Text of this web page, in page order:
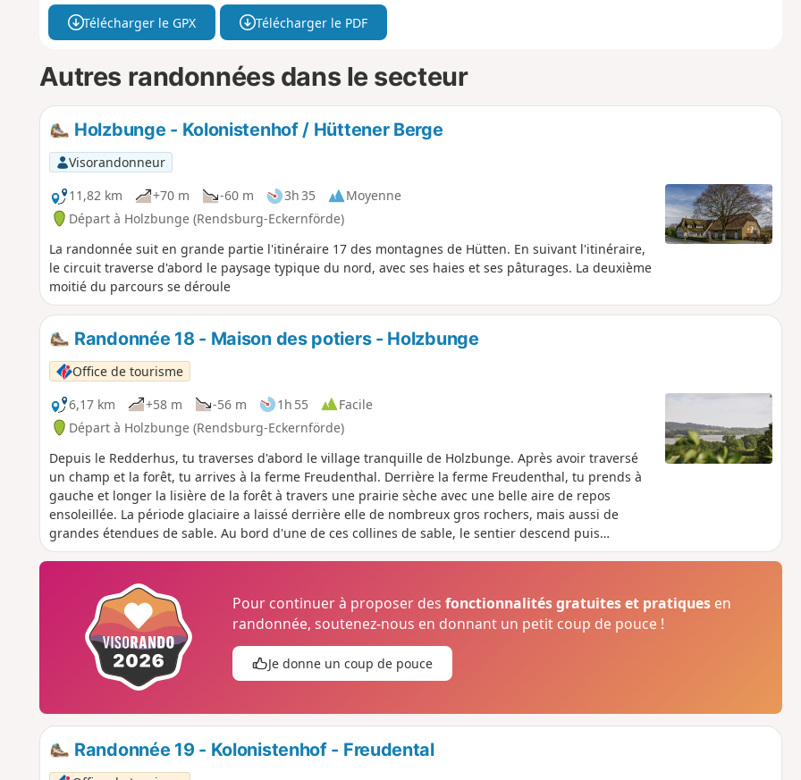
Télécharger le GPX Télécharger le PDF
Autres randonnées dans le secteur
Holzbunge - Kolonistenhof / Hüttener Berge
Visorandonneur
11,82 km
+70 m -60 m 3h 35
Moyenne
Départ à Holzbunge (Rendsburg-Eckernförde)
La randonnée suit en grande partie l'itinéraire 17 des montagnes de Hütten. En suivant l'itinéraire,
le circuit traverse d'abord le paysage typique du nord, avec ses haies et ses pâturages. La deuxième
moitié du parcours se déroule
Randonnée 18 - Maison des potiers - Holzbunge
Office de tourisme
6,17 km
+58 m -56 m 1h 55
Facile
Départ à Holzbunge (Rendsburg-Eckernförde)
Depuis le Redderhus, tu traverses d'abord le village tranquille de Holzbunge. Après avoir traversé
un champ et la forêt, tu arrives à la ferme Freudenthal. Derrière la ferme Freudenthal, tu prends à
gauche et longer la lisière de la forêt à travers une prairie sèche avec une belle aire de repos
ensoleillée. La période glaciaire a laissé derrière elle de nombreux gros rochers, mais aussi de
grandes étendues de sable. Au bord d'une de ces collines de sable, le sentier descend puis
remonte immédiatement.Juste avant que le sentier ne quitte la forêt, une cabane avec vue t'invite à
tu reviens à Holzbunge.
Pour continuer à proposer desfonctionnalités gratuites et pratiques en
randonnée, soutenez-nous en donnant un petit coup de pouce !
Je donne un coup de pouce
Randonnée 19 - Kolonistenhof - Freudental